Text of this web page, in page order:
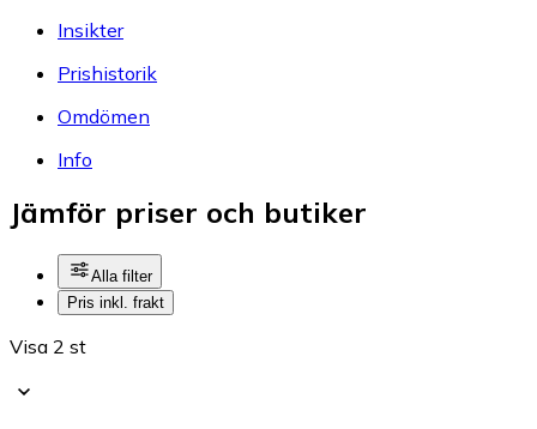
Insikter
Prishistorik
Omdömen
Info
Jämför priser och butiker
Alla filter
Pris inkl. frakt
Visa 2 st